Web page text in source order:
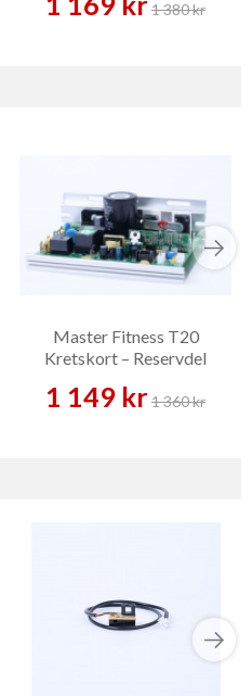
1 380 kr
Master Fitness T20
Kretskort – Reservdel
1 149 kr1 360 kr